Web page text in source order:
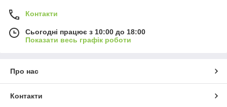
Контакти
Сьогодні працює з 10:00 до 18:00
Показати весь графік роботи
Про нас
Контакти